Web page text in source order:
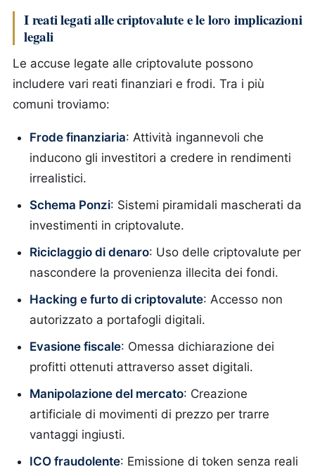
I reati legati alle criptovalute e le loro implicazioni
legali
Le accuse legate alle criptovalute possono
includere vari reati finanziari e frodi. Tra i più
comuni troviamo:
Frode finanziaria: Attività ingannevoli che
inducono gli investitori a credere in rendimenti
irrealistici.
Schema Ponzi: Sistemi piramidali mascherati da
investimenti in criptovalute.
Riciclaggio di denaro: Uso delle criptovalute per
nascondere la provenienza illecita dei fondi.
Hacking e furto di criptovalute: Accesso non
autorizzato a portafogli digitali.
Evasione fiscale: Omessa dichiarazione dei
profitti ottenuti attraverso asset digitali.
Manipolazione del mercato: Creazione
artificiale di movimenti di prezzo per trarre
vantaggi ingiusti.
ICO fraudolente: Emissione di token senza reali